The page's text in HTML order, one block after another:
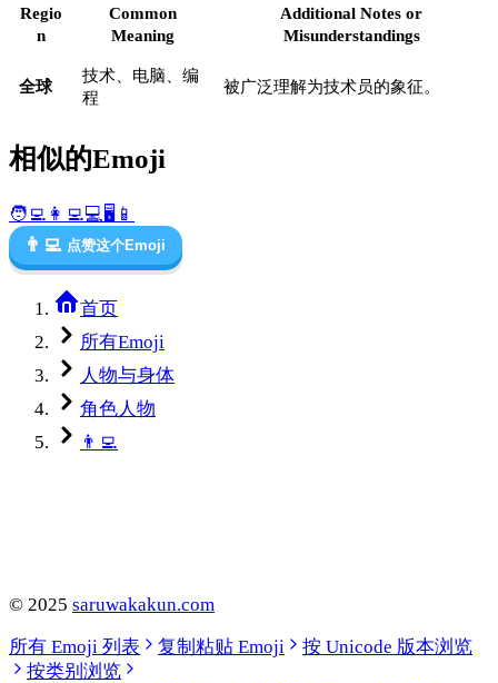
Regio
n
Common
Meaning
Additional Notes or
Misunderstandings
全球
技术、电脑、编
程
被广泛理解为技术员的象征。
相似的Emoji
🧑‍💻 👩‍💻💻🖥️ 📱
👨‍💻 点赞这个Emoji
首页
所有Emoji
人物与身体
角色人物
👨‍💻
© 2025 saruwakakun.com
所有 Emoji 列表
复制粘贴 Emoji
按 Unicode 版本浏览
按类别浏览